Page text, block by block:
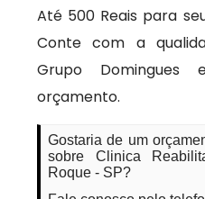
Até 500 Reais para
Conte com a
Grupo
orçamento.
Gostaria de um
sobre Clinica
Roque - SP?